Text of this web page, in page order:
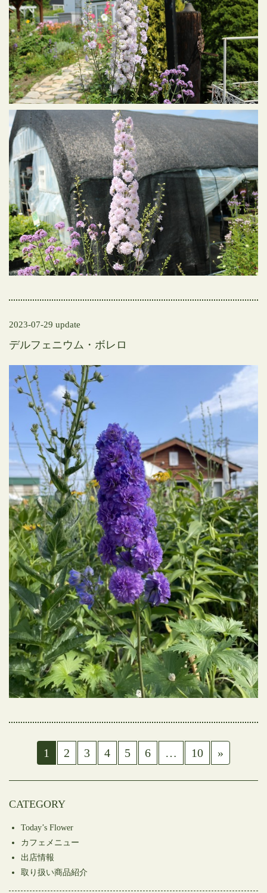
2023-07-29 update
デルフェニウム・ボレロ
1 2 3 4 5 6 … 10 »
CATEGORY
Today’s Flower
カフェメニュー
出店情報
取り扱い商品紹介